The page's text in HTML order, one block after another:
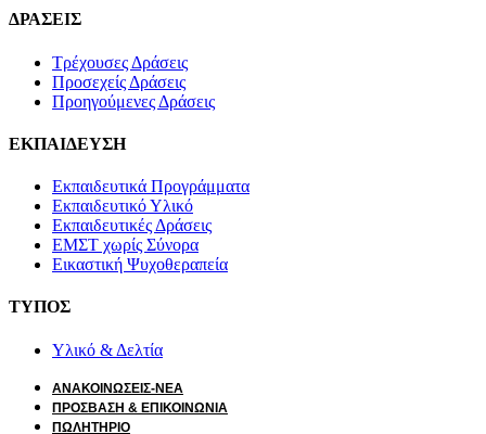
ΔΡΑΣΕΙΣ
Τρέχουσες Δράσεις
Προσεχείς Δράσεις
Προηγούμενες Δράσεις
ΕΚΠΑΙΔΕΥΣΗ
Εκπαιδευτικά Προγράμματα
Εκπαιδευτικό Υλικό
Εκπαιδευτικές Δράσεις
ΕΜΣΤ χωρίς Σύνορα
Εικαστική Ψυχοθεραπεία
ΤΥΠΟΣ
Υλικό & Δελτία
ΑΝΑΚΟΙΝΩΣΕΙΣ-ΝΕΑ
ΠΡΟΣΒΑΣΗ & ΕΠΙΚΟΙΝΩΝΙΑ
ΠΩΛΗΤΗΡΙΟ